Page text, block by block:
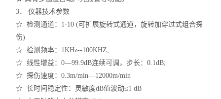
3． 仪器技术参数
☆ 检测通道：1-10 (可扩展旋转式通道，旋转加穿过式组合探
伤)
☆ 检测频率：1KHz--100KHZ;
☆ 线性增益：0—99.9dB连续可调，步长：0.1dB;
☆ 探伤速度：0.3m/min—12000m/min
☆ 长时间稳定性：灵敏度dB值波动≤1 dB